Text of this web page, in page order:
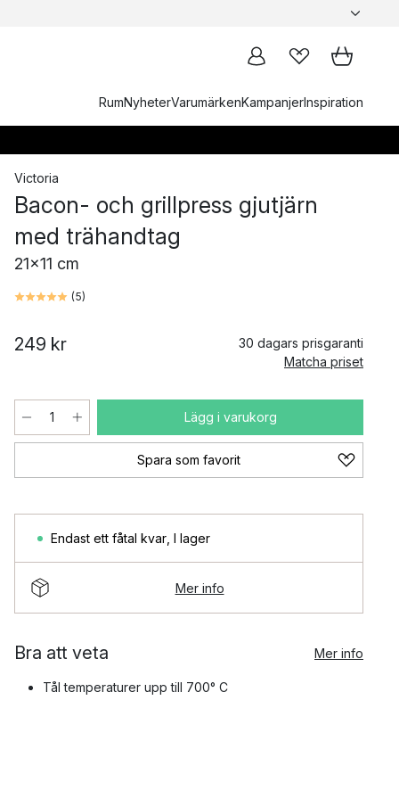
RumNyheterVarumärkenKampanjerInspiration
Victoria
Bacon- och grillpress gjutjärn
med trähandtag
21x11 cm
(5)
249 kr
30 dagars prisgaranti
Matcha priset
Lägg i varukorg
Spara som favorit
Endast ett fåtal kvar I lager
Mer info
Bra att veta Mer info
Tål temperaturer upp till 700° C